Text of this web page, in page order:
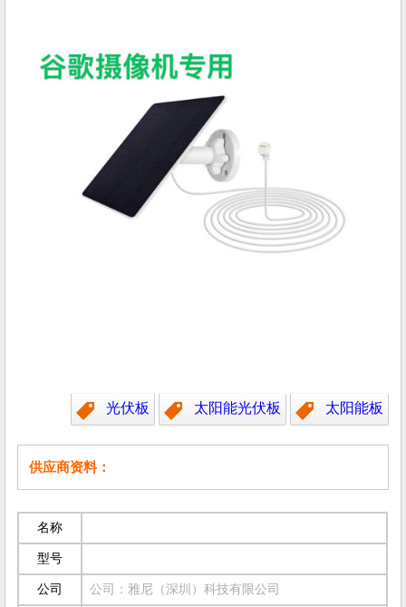
光伏板 太阳能光伏板 太阳能板
供应商资料：
名称
型号
公司 公司：雅尼（深圳）科技有限公司